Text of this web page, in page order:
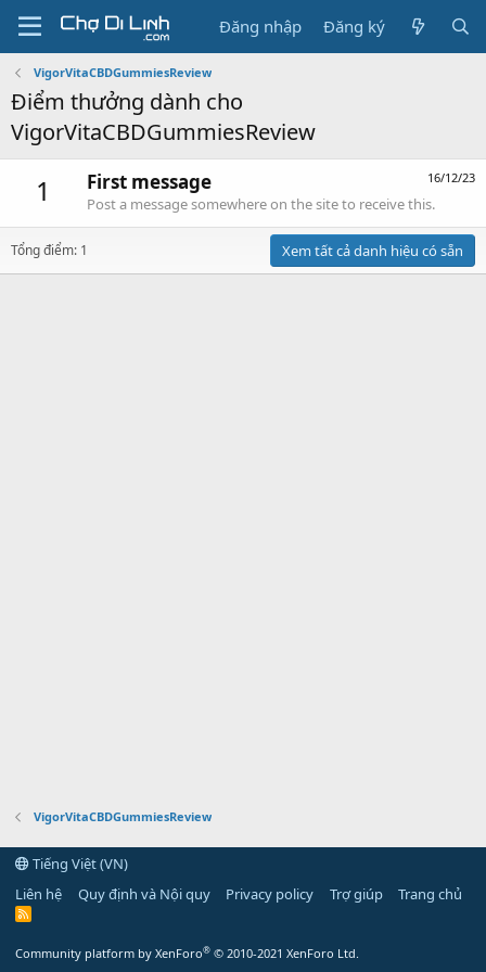
Đăng nhập Đăng ký
VigorVitaCBDGummiesReview
Điểm thưởng dành cho
VigorVitaCBDGummiesReview
1 16/12/23
First message
Post a message somewhere on the site to receive this.
Tổng điểm: 1 Xem tất cả danh hiệu có sẵn
VigorVitaCBDGummiesReview
Tiếng Việt (VN)
Liên hệ
Quy định và Nội quy Privacy policy Trợ giúp Trang chủ
R
Community platform by XenForo® © 2010-2021 XenForo Ltd.